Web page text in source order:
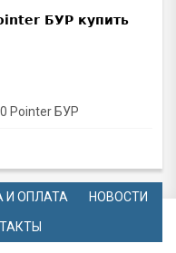
Pointer БУР
И ОПЛАТА НОВОСТИ